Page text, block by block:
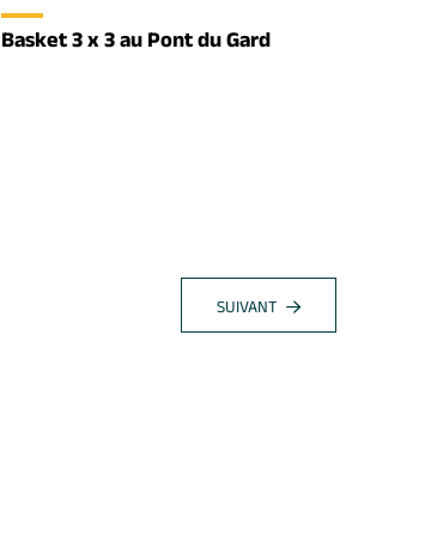
Basket 3 x 3 au Pont du Gard
SUIVANT